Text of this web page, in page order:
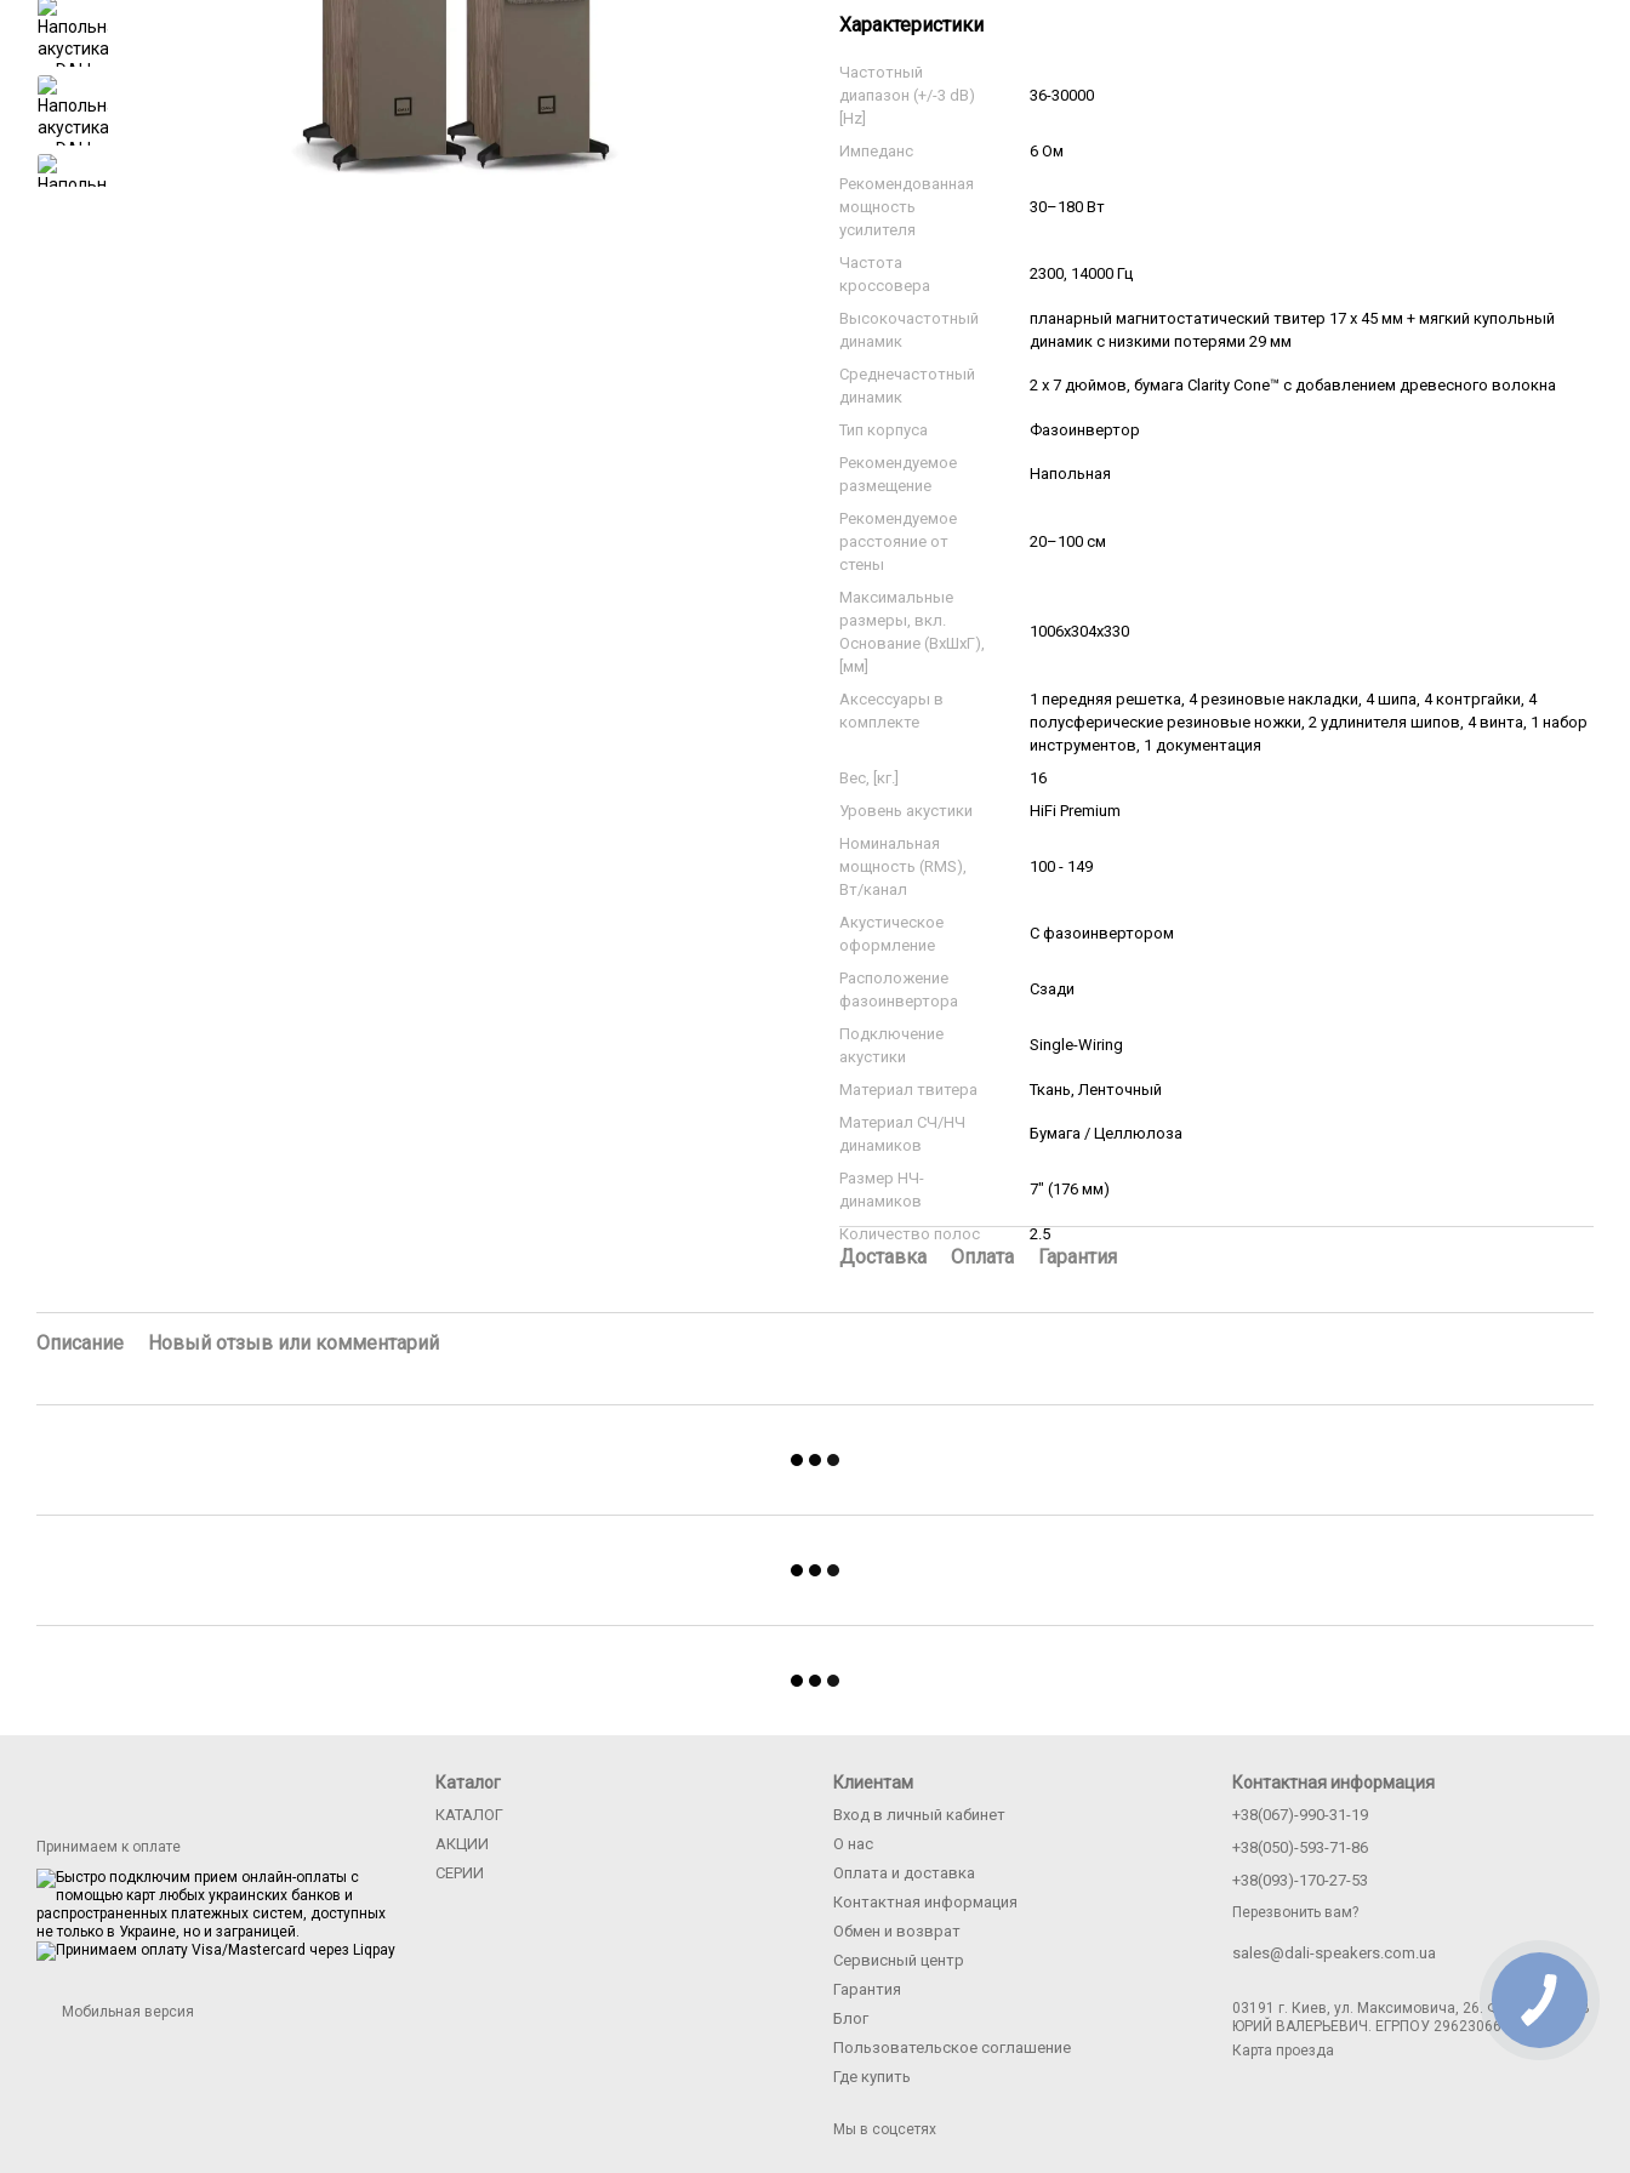
Характеристики
Частотный
диапазон (+/-3 dB)
[Hz]
36-30000
Импеданс
6 Ом
Рекомендованная
мощность
усилителя
30–180 Вт
Частота
кроссовера
2300, 14000 Гц
Высокочастотный
динамик
планарный магнитостатический твитер 17 x 45 мм + мягкий купольный
динамик с низкими потерями 29 мм
Среднечастотный
динамик
2 x 7 дюймов, бумага Clarity Cone™ с добавлением древесного волокна
Тип корпуса
Фазоинвертор
Рекомендуемое
размещение
Напольная
Рекомендуемое
расстояние от
стены
20–100 см
Максимальные
размеры, вкл.
Основание (ВxШxГ),
[мм]
1006х304х330
Аксессуары в
комплекте
1 передняя решетка, 4 резиновые накладки, 4 шипа, 4 контргайки, 4
полусферические резиновые ножки, 2 удлинителя шипов, 4 винта, 1 набор
инструментов, 1 документация
Вес, [кг.]
16
Уровень акустики
HiFi Premium
Номинальная
мощность (RMS),
Вт/канал
100 - 149
Акустическое
оформление
С фазоинвертором
Расположение
фазоинвертора
Сзади
Подключение
акустики
Single-Wiring
Материал твитера
Ткань, Ленточный
Материал СЧ/НЧ
динамиков
Бумага / Целлюлоза
Размер НЧ-
динамиков
7″ (176 мм)
Количество полос 2.5
Доставка Оплата Гарантия
Описание Новый отзыв или комментарий
Принимаем к оплате
Мобильная версия
Каталог
КАТАЛОГ
АКЦИИ
СЕРИИ
Клиентам
Вход в личный кабинет
О нас
Оплата и доставка
Контактная информация
Обмен и возврат
Сервисный центр
Гарантия
Блог
Пользовательское соглашение
Где купить
Мы в соцсетях
Контактная информация
+38(067)-990-31-19
+38(050)-593-71-86
+38(093)-170-27-53
Перезвонить вам?
sales@dali-speakers.com.ua
03191 г. Киев, ул. Максимовича, 26. ФЛП ЛОГИНОВ
ЮРИЙ ВАЛЕРЬЕВИЧ. ЕГРПОУ 2962306671
Карта проезда